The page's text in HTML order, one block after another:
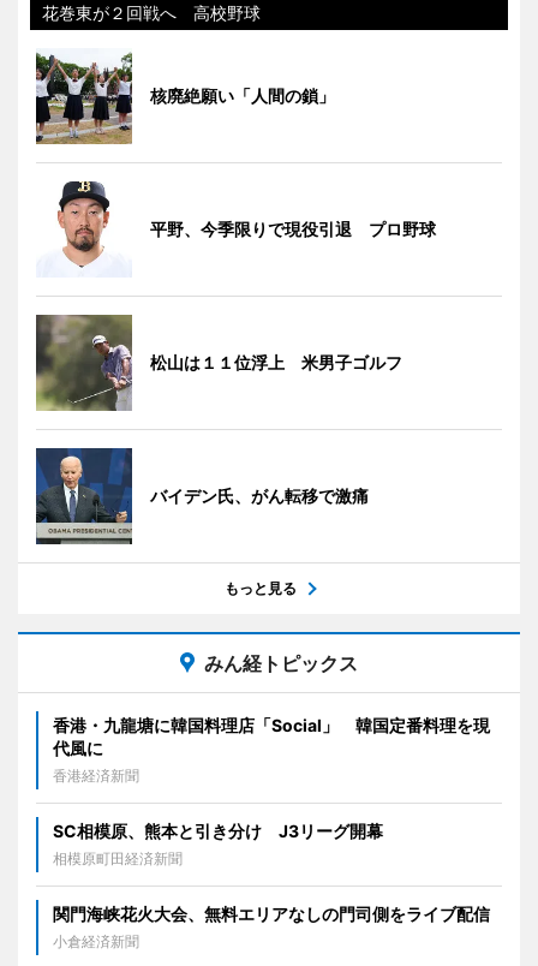
花巻東が２回戦へ 高校野球
核廃絶願い「人間の鎖」
平野、今季限りで現役引退 プロ野球
松山は１１位浮上 米男子ゴルフ
バイデン氏、がん転移で激痛
もっと見る
みん経トピックス
香港・九龍塘に韓国料理店「Social」 韓国定番料理を現
代風に
香港経済新聞
SC相模原、熊本と引き分け J3リーグ開幕
相模原町田経済新聞
関門海峡花火大会、無料エリアなしの門司側をライブ配信
小倉経済新聞